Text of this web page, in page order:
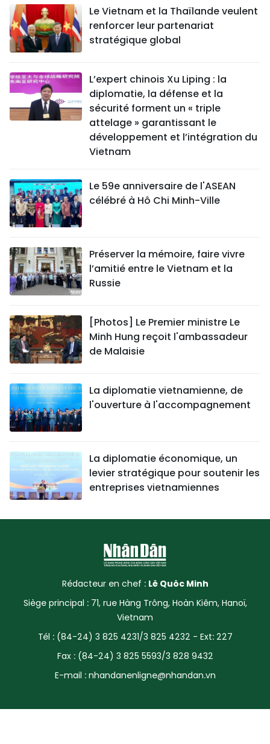
Le Vietnam et la Thaïlande veulent
renforcer leur partenariat
stratégique global
L’expert chinois Xu Liping : la
diplomatie, la défense et la
sécurité forment un « triple
attelage » garantissant le
développement et l’intégration du
Vietnam
Le 59e anniversaire de l'ASEAN
célébré à Hô Chi Minh-Ville
Préserver la mémoire, faire vivre
l’amitié entre le Vietnam et la
Russie
[Photos] Le Premier ministre Le
Minh Hung reçoit l'ambassadeur
de Malaisie
La diplomatie vietnamienne, de
l'ouverture à l'accompagnement
La diplomatie économique, un
levier stratégique pour soutenir les
entreprises vietnamiennes
Rédacteur en chef : Lê Quôc Minh
Siège principal : 71, rue Hàng Trông, Hoàn Kiêm, Hanoï,
Vietnam
Tél : (84-24) 3 825 4231/3 825 4232 - Ext: 227
Fax : (84-24) 3 825 5593/3 828 9432
E-mail : nhandanenligne@nhandan.vn